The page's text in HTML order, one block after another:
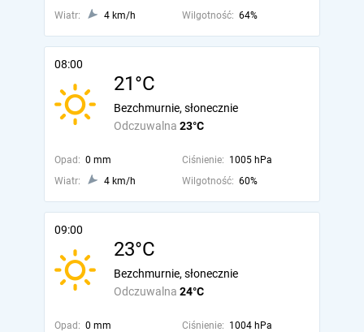
Wiatr: 4 km/h Wilgotność: 64%
08:00
21°C
Odczuwalna 23°C
Bezchmurnie, słonecznie
Opad: 0 mm Ciśnienie: 1005 hPa
Wiatr:
4 km/h Wilgotność: 60%
09:00
23°C
Odczuwalna 24°C
Bezchmurnie, słonecznie
Opad: 0 mm Ciśnienie: 1004 hPa